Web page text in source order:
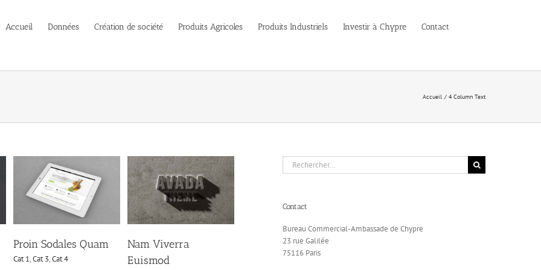
Accueil Données Création de société Produits Agricoles Produits Industriels Investir à Chypre Contact
Accueil 4 Column Text
Proin Sodales Quam
Cat 1,Cat 3,Cat 4
Nam Viverra Euismod
Cat 1 Cat 2
Nam Viverra
Euismod
Rechercher:
Contact
Bureau Commercial-Ambassade de Chypre
23 rue Galilée
75116 Paris